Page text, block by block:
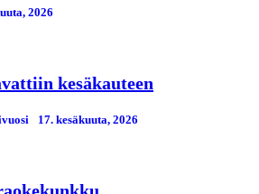
2026
kesäkauteen
17. kesäkuuta, 2026